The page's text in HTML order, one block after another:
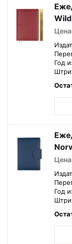
Цена
Год
Цена
Год